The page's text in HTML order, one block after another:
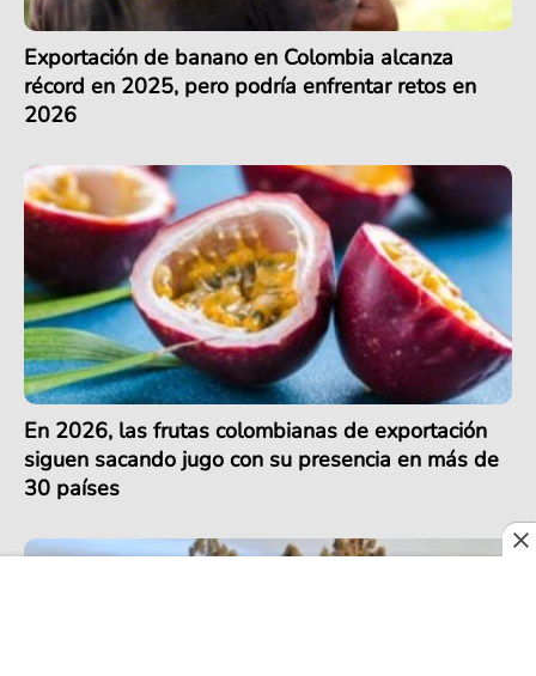
Exportación de banano en Colombia alcanza
récord en 2025, pero podría enfrentar retos en
2026
En 2026, las frutas colombianas de exportación
siguen sacando jugo con su presencia en más de
30 países